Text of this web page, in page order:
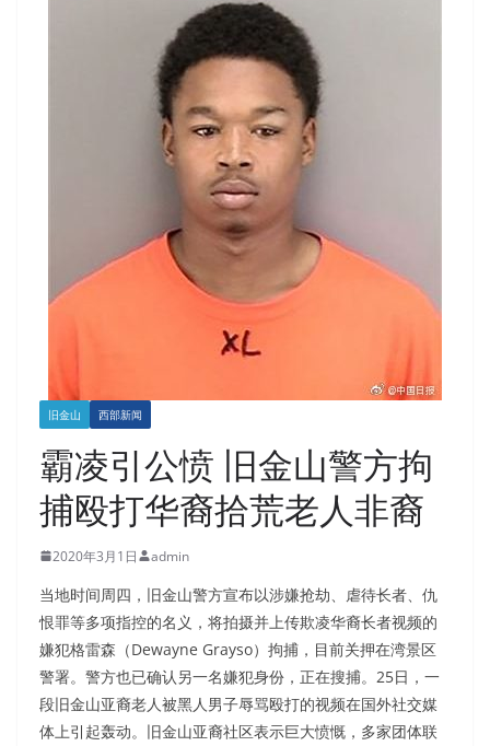
旧金山 西部新闻
霸凌引公愤 旧金山警方拘
捕殴打华裔拾荒老人非裔
2020年3月1日 admin
当地时间周四，旧金山警方宣布以涉嫌抢劫、虐待长者、仇
恨罪等多项指控的名义，将拍摄并上传欺凌华裔长者视频的
嫌犯格雷森（Dewayne Grayso）拘捕，目前关押在湾景区
警署。警方也已确认另一名嫌犯身份，正在搜捕。25日，一
段旧金山亚裔老人被黑人男子辱骂殴打的视频在国外社交媒
体上引起轰动。旧金山亚裔社区表示巨大愤慨，多家团体联